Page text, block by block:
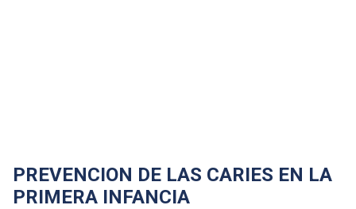
PREVENCION DE LAS CARIES EN LA
PRIMERA INFANCIA